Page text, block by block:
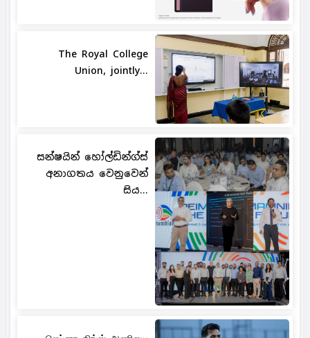
The Royal College
Union, jointly...
සන්ෂයින් හෝල්ඩින්ග්ස්
අනාගතය වෙනුවෙන්
සිය...